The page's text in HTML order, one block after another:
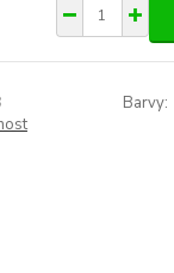
Barvy: